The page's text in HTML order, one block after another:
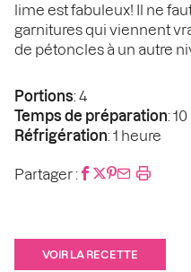
lime est fabuleux! Il ne
garnitures qui viennent
de pétoncles à un autre
Portions: 4
Temps de préparation:
Réfrigération: 1 heure
Partager :
VOIR LA RECETTE